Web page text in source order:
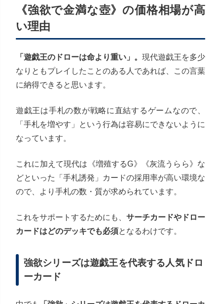
《強欲で金満な壺》の価格相場が高
い理由
「遊戯王のドローは命より重い」。 現代遊戯王を多少
なりともプレイしたことのある人であれば、この言葉
に納得できると思います。
遊戯王は手札の数が戦略に直結するゲームなので、
「手札を増やす」という行為は容易にできないように
なっています。
これに加えて現代は《増殖するG》《灰流うらら》な
どといった「手札誘発」カードの採用率が高い環境な
ので、より手札の数・質が求められています。
これをサポートするためにも、 サーチカードやドロー
カードはどのデッキでも必須となるわけです。
強欲シリーズは遊戯王を代表する人気ドロ
ーカード